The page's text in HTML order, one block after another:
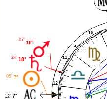
10
11
12
18°
07'
18°
24'
7°
05'
7°
12'